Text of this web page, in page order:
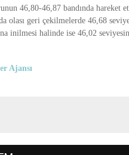
46,80-46,87 bandında hareket
olası geri çekilmelerde 46,68
inilmesi halinde ise 46,02
Ajansı